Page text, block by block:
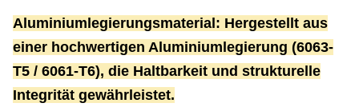
Aluminiumlegierungsmaterial: Hergestellt aus
einer hochwertigen Aluminiumlegierung (6063-
T5 / 6061-T6), die Haltbarkeit und strukturelle
Integrität gewährleistet.